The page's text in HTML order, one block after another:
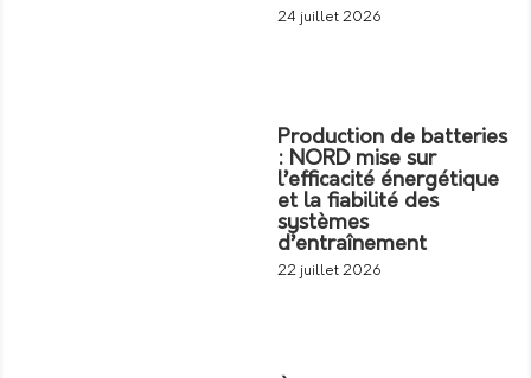
24 juillet 2026
Production de batteries
: NORD mise sur
l’efficacité énergétique
et la fiabilité des
systèmes
d’entraînement
22 juillet 2026